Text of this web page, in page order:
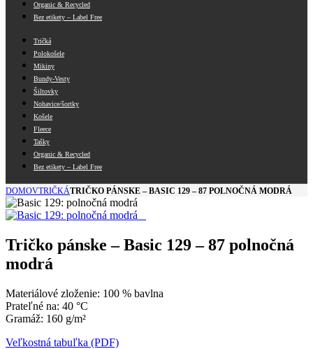
Organic & Recycled
Bez etikety – Label Free
Tričká
Polokošele
Mikiny
Bundy-Vesty
Šiltovky
Nohavice/šortky
Košele
Fleece
Tašky
Organic & Recycled
Bez etikety – Label Free
DOMOVTRIČKÁTRIČKO PÁNSKE – BASIC 129 – 87 POLNOČNÁ MODRÁ
Tričko pánske –Basic 129–87 polnočná
modrá
Materiálové zloženie: 100 % bavlna
Prateľné na: 40 °C
Gramáž: 160 g/m²
Veľkostná tabuľka (PDF)